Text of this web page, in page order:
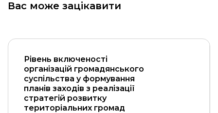
Вас може зацікавити
Рівень включеності
організацій громадянського
суспільства у формування
планів заходів з реалізації
стратегій розвитку
територіальних громад